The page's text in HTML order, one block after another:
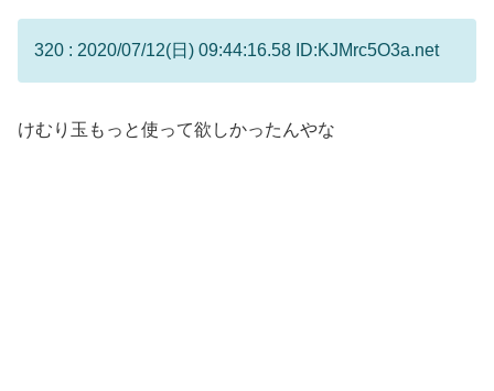
320 : 2020/07/12(日) 09:44:16.58 ID:KJMrc5O3a.net
けむり玉もっと使って欲しかったんやな